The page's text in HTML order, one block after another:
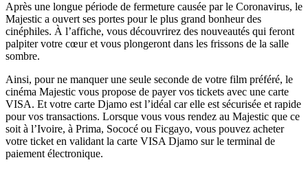
Après une longue période de fermeture causée par le Coronavirus, le
Majestic a ouvert ses portes pour le plus grand bonheur des
cinéphiles. À l’affiche, vous découvrirez des nouveautés qui feront
palpiter votre cœur et vous plongeront dans les frissons de la salle
sombre.
Ainsi, pour ne manquer une seule seconde de votre film préféré, le
cinéma Majestic vous propose de payer vos tickets avec une carte
VISA. Et votre carte Djamo est l’idéal car elle est sécurisée et rapide
pour vos transactions. Lorsque vous vous rendez au Majestic que ce
soit à l’Ivoire, à Prima, Sococé ou Ficgayo, vous pouvez acheter
votre ticket en validant la carte VISA Djamo sur le terminal de
paiement électronique.